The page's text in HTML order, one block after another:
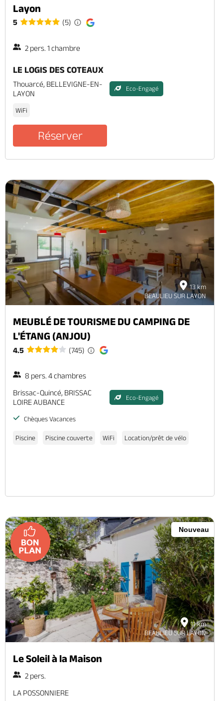
Layon
5 (5)
2 pers. 1 chambre
LE LOGIS DES COTEAUX
Thouarcé, BELLEVIGNE-EN-
LAYON
Eco-Engagé
WiFi
Réserver
13 km
BEAULIEU SUR LAYON
MEUBLÉ DE TOURISME DU CAMPING DE
L'ÉTANG (ANJOU)
4.5 (745)
8 pers. 4 chambres
Brissac-Quincé, BRISSAC
LOIRE AUBANCE
Eco-Engagé
Chèques Vacances
Piscine Piscine couverte WiFi Location/prêt de vélo
11 km
BEAULIEU SUR LAYON
Nouveau
Le Soleil à la Maison
2 pers.
LA POSSONNIERE